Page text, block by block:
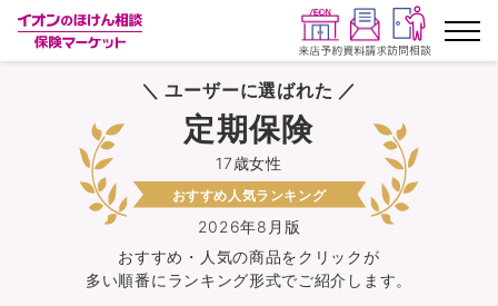
ランキングから探す
保険を比較する
保険会社から探す
イオンカード会員さま専用保険
＼ ユーザーに選ばれた ／
2026年8月版
17歳女性
定期保険
おすすめ人気ランキング
おすすめ・人気の商品をクリックが
多い順番にランキング形式でご紹介します。